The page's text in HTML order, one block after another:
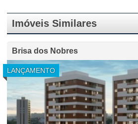
Imóveis Similares
Brisa dos Nobres
LANÇAMENTO